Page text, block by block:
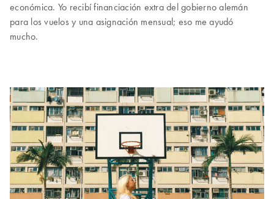
económica. Yo recibí financiación extra del gobierno alemán
para los vuelos y una asignación mensual; eso me ayudó
mucho.